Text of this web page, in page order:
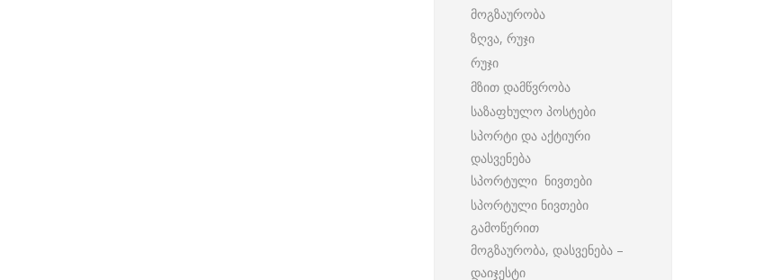
მოგზაურობა
ზღვა, რუჯი
რუჯი
მზით დამწვრობა
საზაფხულო პოსტები
სპორტი და აქტიური
დასვენება
სპორტული ნივთები
სპორტული ნივთები
გამოწერით
მოგზაურობა, დასვენება –
დაიჯესტი